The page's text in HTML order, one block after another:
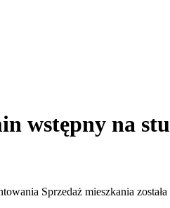
wstępny na
Sprzedaż mieszkania